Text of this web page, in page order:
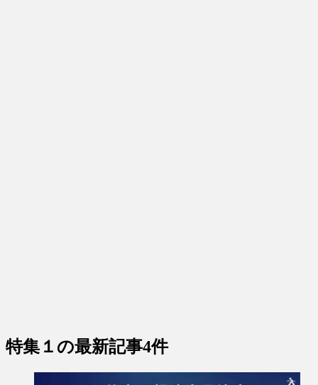
特集１ の最新記事4件